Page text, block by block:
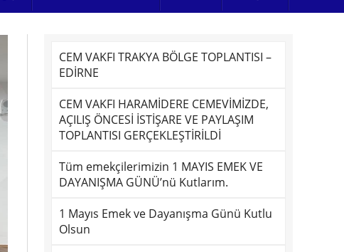
CEM VAKFI TRAKYA BÖLGE TOPLANTISI –
EDİRNE
CEM VAKFI HARAMİDERE CEMEVİMİZDE,
AÇILIŞ ÖNCESİ İSTİŞARE VE PAYLAŞIM
TOPLANTISI GERÇEKLEŞTİRİLDİ
Tüm emekçilerimizin 1 MAYIS EMEK VE
DAYANIŞMA GÜNÜ’nü Kutlarım.
1 Mayıs Emek ve Dayanışma Günü Kutlu
Olsun